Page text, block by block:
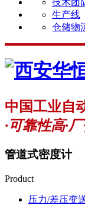
技术团
生产线
仓储物
中国工业自
·可靠性高·
管道式密度计
Product
压力/差压变